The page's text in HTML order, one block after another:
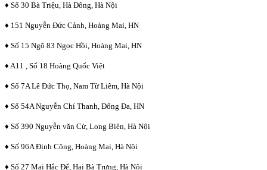
♦ Số 30 Bà Triệu, Hà Đông, Hà Nội
♦ 151 Nguyễn Đức Cảnh, Hoàng Mai, HN
♦ Số 15 Ngõ 83 Ngọc Hồi, Hoàng Mai, HN
♦ A11 , Số 18 Hoàng Quốc Việt
♦ Số 7A Lê Đức Thọ, Nam Từ Liêm, Hà Nội
♦ Số 54A Nguyễn Chí Thanh, Đống Đa, HN
♦ Số 390 Nguyễn văn Cừ, Long Biên, Hà Nội
♦ Số 96A Định Công, Hoàng Mai, Hà Nội
♦ Số 27 Mai Hắc Đế, Hai Bà Trưng, Hà Nội